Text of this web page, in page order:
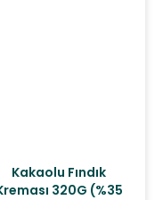
Kakaolu Fındık
320G (%35